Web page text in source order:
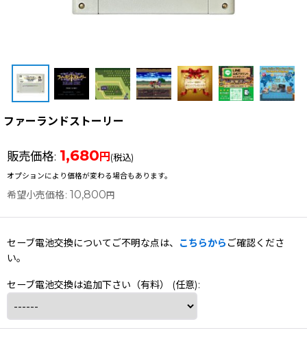
ファーランドストーリー
販売価格: 1,680 円 (税込)
オプションにより価格が変わる場合もあります。
希望小売価格: 10,800 円
セーブ電池交換についてご不明な点は、 こちらから ご確認くださ
い。
セーブ電池交換は追加下さい（有料） (任意):